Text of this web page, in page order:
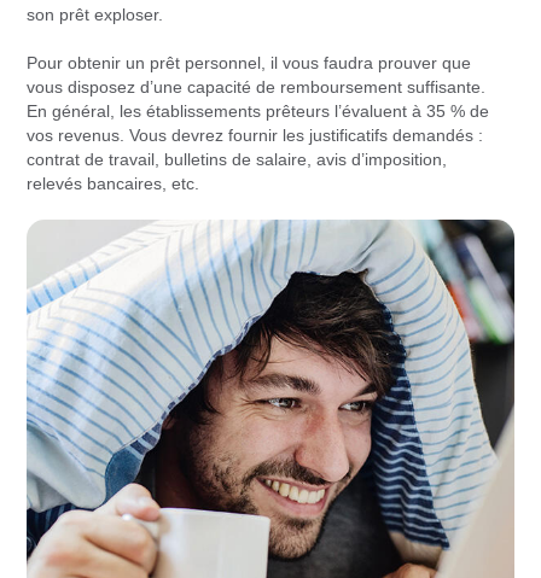
son prêt exploser.
Pour obtenir un prêt personnel, il vous faudra prouver que
vous disposez d’une capacité de remboursement suffisante.
En général, les établissements prêteurs l’évaluent à 35 % de
vos revenus. Vous devrez fournir les justificatifs demandés :
contrat de travail, bulletins de salaire, avis d’imposition,
relevés bancaires, etc.